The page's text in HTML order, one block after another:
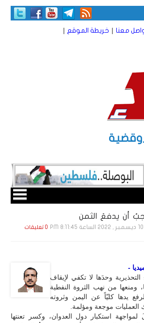
معنا | خريطة الموقع |
أن يدفعَ الثمن
0 تعليقات
-
وحدَها لا تكفي لإيقاف
ومنعها من نهب الثروة النفطية
لرفع يدها كليّاً عن اليمن وثروته
العمليات موجعة ومؤلمة.
لمواجهة استكبار دول العدوان، وكسر تعنتها